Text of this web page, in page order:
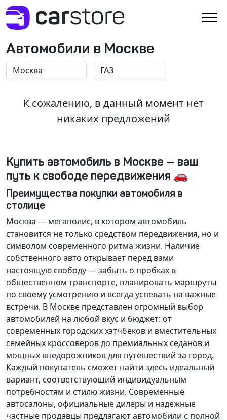
Автомобили в Москве
К сожалению, в данный момент нет
никаких предложений
Купить автомобиль в Москве — ваш
путь к свободе передвижения 🚗
Преимущества покупки автомобиля в
столице
Москва — мегаполис, в котором автомобиль
становится не только средством передвижения, но и
символом современного ритма жизни. Наличие
собственного авто открывает перед вами
настоящую свободу — забыть о пробках в
общественном транспорте, планировать маршруты
по своему усмотрению и всегда успевать на важные
встречи. В Москве представлен огромный выбор
автомобилей на любой вкус и бюджет: от
современных городских хэтчбеков и вместительных
семейных кроссоверов до премиальных седанов и
мощных внедорожников для путешествий за город.
Каждый покупатель сможет найти здесь идеальный
вариант, соответствующий индивидуальным
потребностям и стилю жизни. Современные
автосалоны, официальные дилеры и надежные
частные продавцы предлагают автомобили с полной